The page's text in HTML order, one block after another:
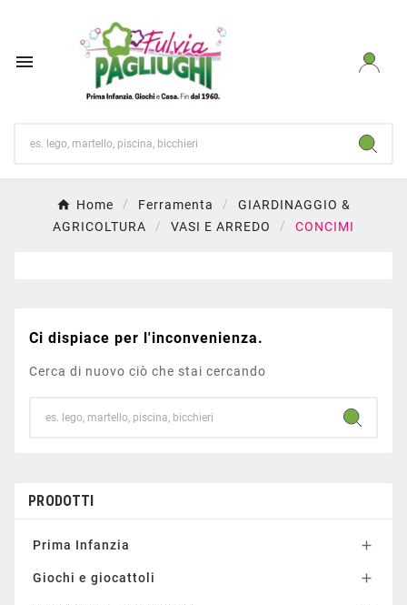

Home Ferramenta
GIARDINAGGIO &
AGRICOLTURA
VASI E ARREDO CONCIMI
Ci dispiace per l'inconvenienza.
Cerca di nuovo ciò che stai cercando
PRODOTTI
Prima Infanzia 
Giochi e giocattoli 